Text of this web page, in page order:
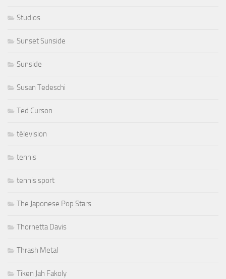
Studios
Sunset Sunside
Sunside
Susan Tedeschi
Ted Curson
télevision
tennis
tennis sport
The Japonese Pop Stars
Thornetta Davis
Thrash Metal
Tiken Jah Fakoly